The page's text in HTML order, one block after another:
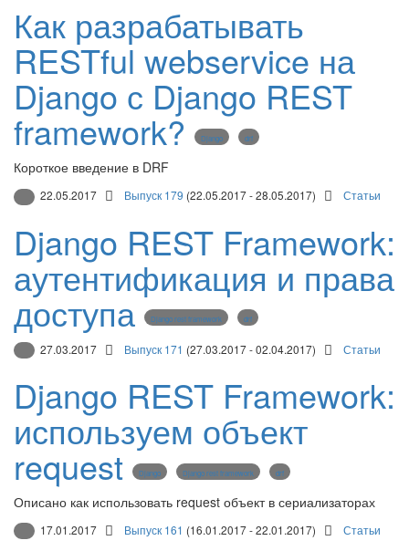
Как разрабатывать
RESTful webservice на
Django с Django REST
framework? Django drf
Короткое введение в DRF
22.05.2017 Выпуск 179 (22.05.2017 - 28.05.2017) Статьи
Django REST Framework:
аутентификация и права
доступа Django rest framework drf
27.03.2017 Выпуск 171 (27.03.2017 - 02.04.2017) Статьи
Django REST Framework:
используем объект
request Django Django rest framework drf
Описано как использовать request объект в сериализаторах
17.01.2017 Выпуск 161 (16.01.2017 - 22.01.2017) Статьи